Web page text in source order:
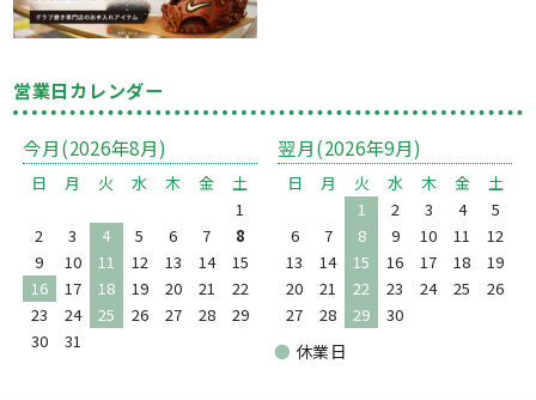
営業日カレンダー
今月(2026年8月)
日 月 火 水 木 金
土
1
2
3 4 5 6 7
8
9
10 11 12 13 14
15
16
17 18 19 20 21
22
23
24 25 26 27 28
29
30
31
翌月(2026年9月)
日 月 火 水 木 金
土
1
2 3 4
5
6
7 8 9 10 11
12
13
14 15 16 17 18
19
20
21 22 23 24 25
26
27
28 29 30
● 休業日